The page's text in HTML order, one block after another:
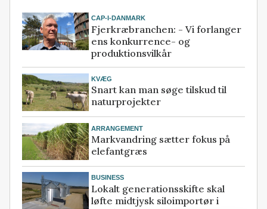
CAP-I-DANMARK
Fjerkræbranchen: - Vi forlanger
ens konkurrence- og
produktionsvilkår
KVÆG
Snart kan man søge tilskud til
naturprojekter
ARRANGEMENT
Markvandring sætter fokus på
elefantgræs
BUSINESS
Lokalt generationsskifte skal
løfte midtjysk siloimportør i